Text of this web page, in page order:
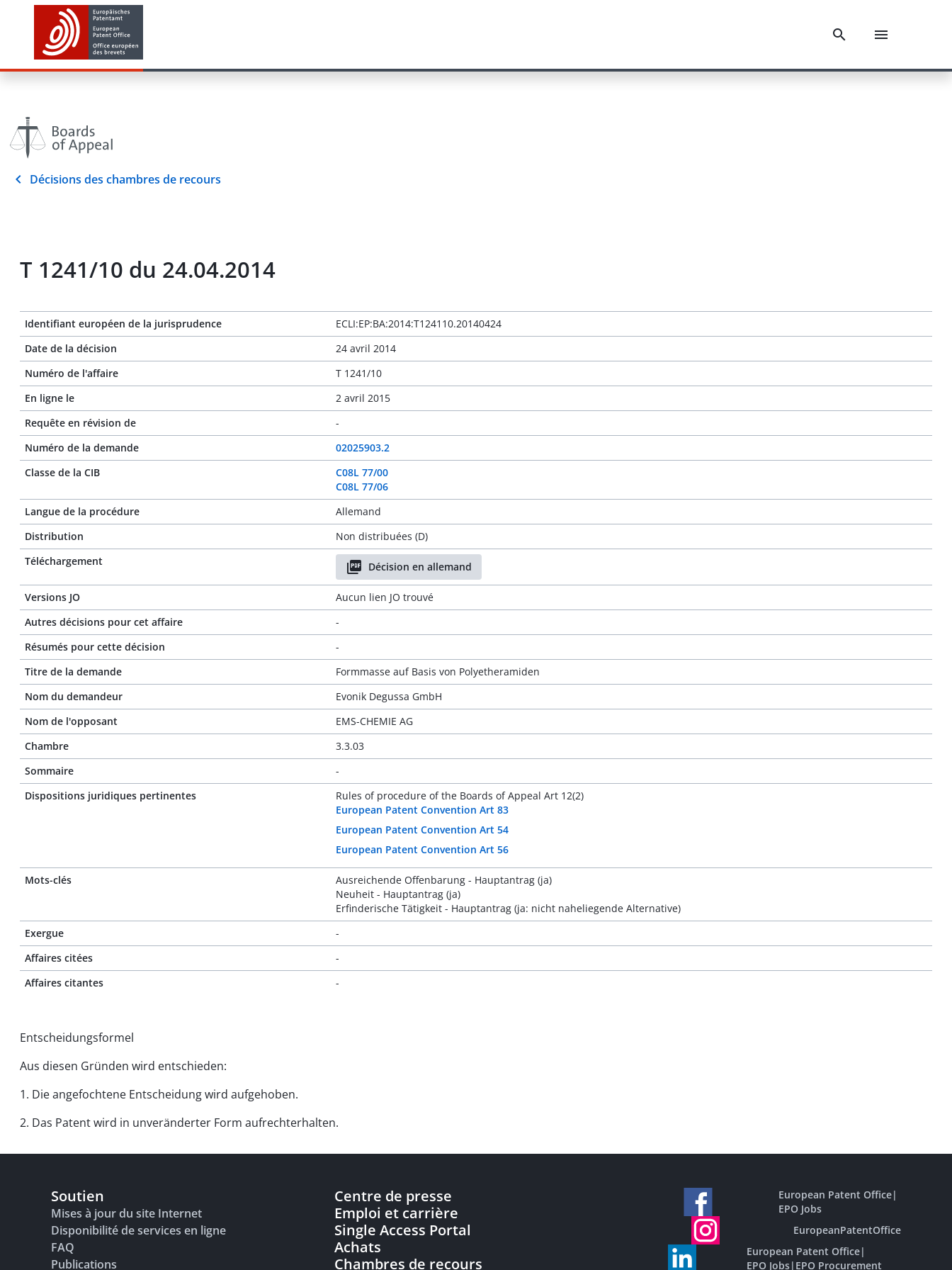
Décisions des chambres de recours
T 1241/10 du 24.04.2014
Identifiant européen de la jurisprudence
ECLI:EP:BA:2014:T124110.20140424
Date de la décision
24 avril 2014
Numéro de l'affaire
T 1241/10
En ligne le
2 avril 2015
Requête en révision de
-
Numéro de la demande
02025903.2
Classe de la CIB
C08L 77/00
C08L 77/06
Langue de la procédure
Allemand
Distribution
Non distribuées (D)
Téléchargement
Décision en allemand
Versions JO
Aucun lien JO trouvé
Autres décisions pour cet affaire
-
Résumés pour cette décision
-
Titre de la demande
Formmasse auf Basis von Polyetheramiden
Nom du demandeur
Evonik Degussa GmbH
Nom de l'opposant
EMS-CHEMIE AG
Chambre
3.3.03
Sommaire
-
Dispositions juridiques pertinentes
Rules of procedure of the Boards of Appeal Art 12(2)
European Patent Convention Art 83
European Patent Convention Art 54
European Patent Convention Art 56
Mots-clés
Ausreichende Offenbarung - Hauptantrag (ja)
Neuheit - Hauptantrag (ja)
Erfinderische Tätigkeit - Hauptantrag (ja: nicht naheliegende Alternative)
Exergue
-
Affaires citées
-
Affaires citantes
-
Entscheidungsformel
Aus diesen Gründen wird entschieden:
1. Die angefochtene Entscheidung wird aufgehoben.
2. Das Patent wird in unveränderter Form aufrechterhalten.
Soutien
Mises à jour du site Internet
Disponibilité de services en ligne
FAQ
Publications
Centre de presse
Emploi et carrière
Single Access Portal
Achats
Chambres de recours
European Patent Office|
EPO Jobs
EuropeanPatentOffice
European Patent Office|
EPO Jobs| EPO Procurement